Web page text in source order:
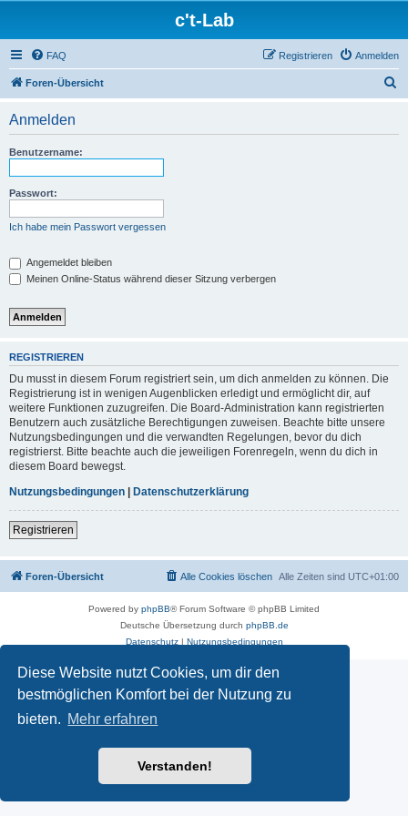
Diese Website nutzt Cookies, um dir den
bestmöglichen Komfort bei der Nutzung zu
bieten. Mehr erfahren
Verstanden!
c't-Lab
FAQ Anmelden
Registrieren
Foren-Übersicht
Anmelden
Benutzername:
Passwort:
Ich habe mein Passwort vergessen
Angemeldet bleiben
Meinen Online-Status während dieser Sitzung verbergen
REGISTRIEREN
Du musst in diesem Forum registriert sein, um dich anmelden zu können. Die
Registrierung ist in wenigen Augenblicken erledigt und ermöglicht dir, auf
weitere Funktionen zuzugreifen. Die Board-Administration kann registrierten
Benutzern auch zusätzliche Berechtigungen zuweisen. Beachte bitte unsere
Nutzungsbedingungen und die verwandten Regelungen, bevor du dich
registrierst. Bitte beachte auch die jeweiligen Forenregeln, wenn du dich in
diesem Board bewegst.
Nutzungsbedingungen | Datenschutzerklärung
Registrieren
Foren-Übersicht Alle Zeiten sind UTC+01:00
Alle Cookies löschen
Powered by phpBB® Forum Software © phpBB Limited
Deutsche Übersetzung durch phpBB.de
Datenschutz| Nutzungsbedingungen